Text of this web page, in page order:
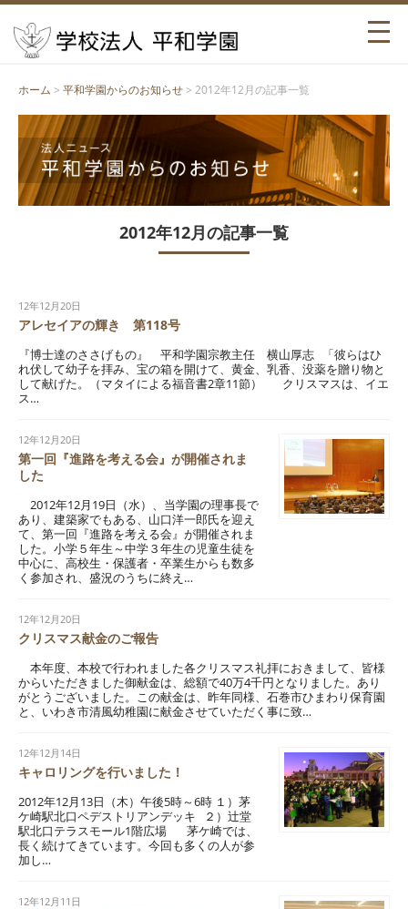
ホーム > 平和学園からのお知らせ> 2012年12月の記事一覧
2012年12月の記事一覧
12年12月20日
アレセイアの輝き 第118号
『博士達のささげもの』 平和学園宗教主任 横山厚志 「彼らはひ
れ伏して幼子を拝み、宝の箱を開けて、黄金、乳香、没薬を贈り物と
して献げた。（マタイによる福音書2章11節） クリスマスは、イエ
ス…
12年12月20日
第一回『進路を考える会』が開催されま
した
2012年12月19日（水）、当学園の理事長で
あり、建築家でもある、山口洋一郎氏を迎え
て、第一回『進路を考える会』が開催されま
した。小学５年生～中学３年生の児童生徒を
中心に、高校生・保護者・卒業生からも数多
く参加され、盛況のうちに終え…
12年12月20日
クリスマス献金のご報告
本年度、本校で行われました各クリスマス礼拝におきまして、皆様
からいただきました御献金は、総額で40万4千円となりました。あり
がとうございました。この献金は、昨年同様、石巻市ひまわり保育園
と、いわき市清風幼稚園に献金させていただく事に致…
12年12月14日
キャロリングを行いました！
2012年12月13日（木）午後5時～6時 １）茅
ケ崎駅北口ペデストリアンデッキ ２）辻堂
駅北口テラスモール1階広場 茅ケ崎では、
長く続けてきています。今回も多くの人が参
加し…
12年12月11日